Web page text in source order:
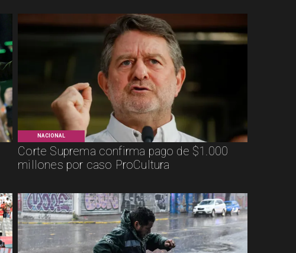
NACIONAL
Corte Suprema confirma pago de $1.000
millones por caso ProCultura